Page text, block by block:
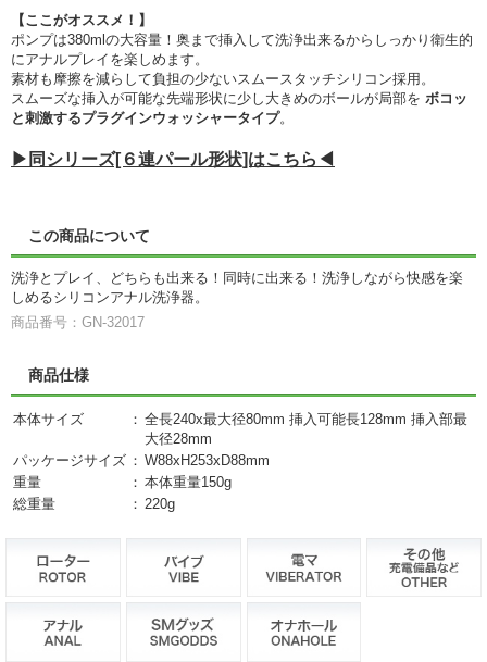
【ここがオススメ！】
ポンプは380mlの大容量！奥まで挿入して洗浄出来るからしっかり衛生的
にアナルプレイを楽しめます。
素材も摩擦を減らして負担の少ないスムースタッチシリコン採用。
スムーズな挿入が可能な先端形状に少し大きめのボールが局部を ボコッ
と刺激するプラグインウォッシャータイプ。
▶同シリーズ[６連パール形状]はこちら◀
この商品について
洗浄とプレイ、どちらも出来る！同時に出来る！洗浄しながら快感を楽
しめるシリコンアナル洗浄器。
商品番号：GN-32017
商品仕様
本体サイズ ： 全長240x最大径80mm 挿入可能長128mm 挿入部最
大径28mm
パッケージサイズ ： W88xH253xD88mm
重量
： 本体重量150g
総重量
： 220g